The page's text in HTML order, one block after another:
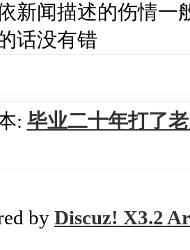
新闻描述的伤情一
话没有错
: 毕业二十年打了
by Discuz! X3.2